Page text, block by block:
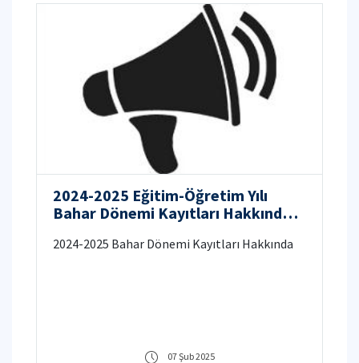
2024-2025 Eğitim-Öğretim Yılı
Bahar Dönemi Kayıtları Hakkında
2024-2025 Bahar Dönemi Kayıtları Hakkında
07 Şub 2025